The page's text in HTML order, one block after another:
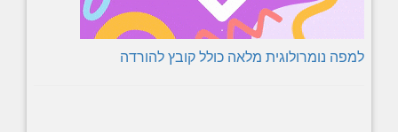
למפה נומרולוגית מלאה כולל קובץ להורדה